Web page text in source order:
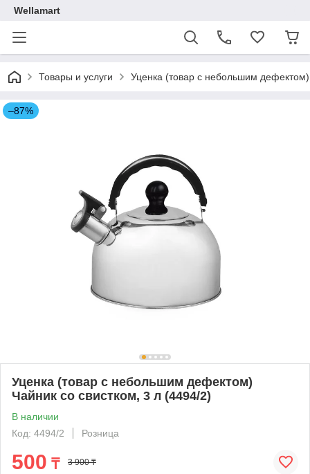
Wellamart
Товары и услуги Уценка (товар с небольшим дефектом)
–87%
Уценка (товар с небольшим дефектом)
Чайник со свистком, 3 л (4494/2)
В наличии
Код: 4494/2
Розница
500 ₸ 3 900 ₸